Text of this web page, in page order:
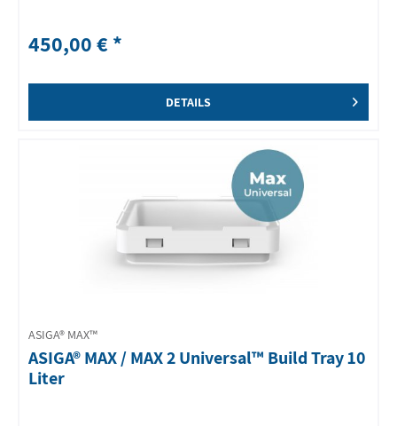
450,00 € *
DETAILS
ASIGA® MAX™
ASIGA® MAX / MAX 2 Universal™ Build Tray 10
Liter